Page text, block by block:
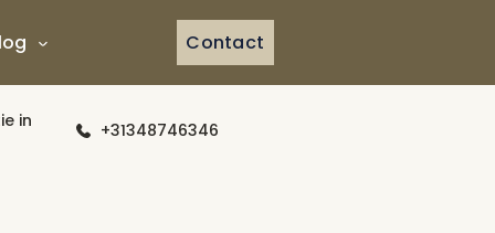
Contact
Home
in
+31348746346